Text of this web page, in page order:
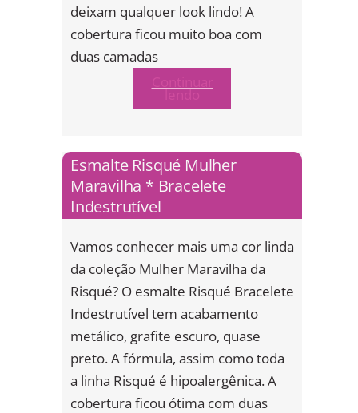
deixam qualquer look lindo! A
cobertura ficou muito boa com
duas camadas
lendo
Esmalte Risqué Mulher
Maravilha * Bracelete
Indestrutível
Vamos conhecer mais uma cor linda
da coleção Mulher Maravilha da
Risqué? O esmalte Risqué Bracelete
Indestrutível tem acabamento
metálico, grafite escuro, quase
preto. A fórmula, assim como toda
a linha Risqué é hipoalergênica. A
cobertura ficou ótima com duas